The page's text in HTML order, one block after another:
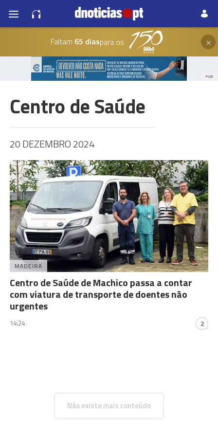
Faltam 65 diaspara os ×
PUB
Centro de Saúde
20 DEZEMBRO 2024
MADEIRA
Centro de Saúde de Machico passa a contar
com viatura de transporte de doentes não
urgentes
14:24 2
Não existe mais conteúdo